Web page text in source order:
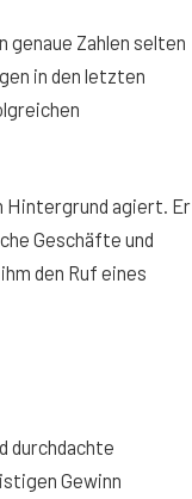
genaue Zahlen selten
in den letzten
Hintergrund agiert. Er
Geschäfte und
den Ruf eines
durchdachte
Gewinn